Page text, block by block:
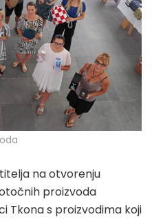
na otvorenju
proizvoda
Tkona s proizvodima koji